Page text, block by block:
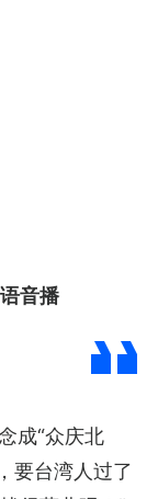
音播
成“众庆北
要台湾人过了